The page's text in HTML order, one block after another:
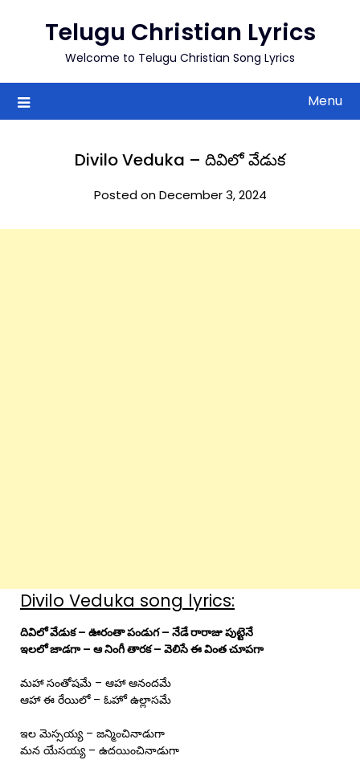
Telugu Christian Lyrics
Welcome to Telugu Christian Song Lyrics
Menu
Divilo Veduka – దివిలో వేడుక
Posted on December 3, 2024
Divilo Veduka song lyrics:
దివిలో వేడుక – ఊరంతా పండుగ – నేడే రారాజు పుట్టెనే
ఇలలో జాడగా – ఆ నింగీ తారక – వెలిసే ఈ వింత చూపగా
మహా సంతోషమే – ఆహా ఆనందమే
ఆహా ఈ రేయిలో – ఓహో ఉల్లాసమే
ఇల మెస్సయ్య – జన్మించినాడుగా
మన యేసయ్య – ఉదయించినాడుగా